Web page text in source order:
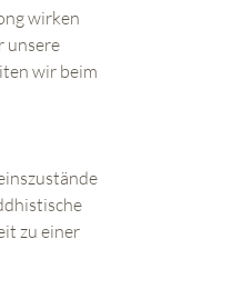
wirken
unsere
wir beim
zu einer